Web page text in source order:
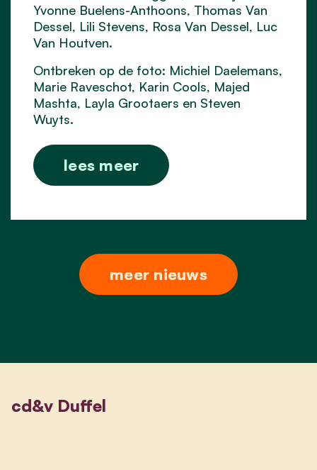
Yvonne Buelens-Anthoons, Thomas Van
Dessel, Lili Stevens, Rosa Van Dessel, Luc
Van Houtven.
Ontbreken op de foto: Michiel Daelemans,
Marie Raveschot, Karin Cools, Majed
Mashta, Layla Grootaers en Steven
Wuyts.
lees meer
meer nieuws
cd&v Duffel